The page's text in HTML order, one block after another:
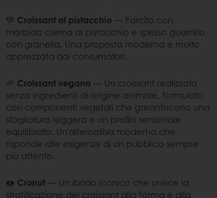
💚 Croissant al pistacchio— Farcito con
morbida crema al pistacchio e spesso guarnito
con granella. Una proposta moderna e molto
apprezzata dai consumatori.
🌱 Croissant vegano— Un croissant realizzato
senza ingredienti di origine animale, formulato
con componenti vegetali che garantiscono una
sfogliatura leggera e un profilo sensoriale
equilibrato. Un’alternativa moderna che
risponde alle esigenze di un pubblico sempre
più attento.
🍩 Cronut— Un ibrido iconico che unisce la
stratificazione del croissant alla forma e alla